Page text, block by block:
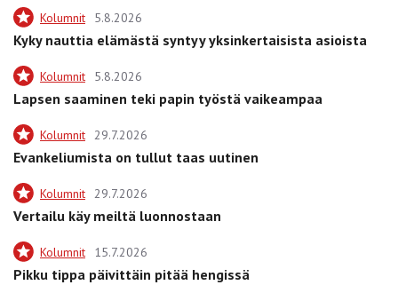
Kolumnit 5.8.2026
Kyky nauttia elämästä syntyy yksinkertaisista asioista
Kolumnit 5.8.2026
Lapsen saaminen teki papin työstä vaikeampaa
Kolumnit 29.7.2026
Evankeliumista on tullut taas uutinen
Kolumnit 29.7.2026
Vertailu käy meiltä luonnostaan
Kolumnit 15.7.2026
Pikku tippa päivittäin pitää hengissä